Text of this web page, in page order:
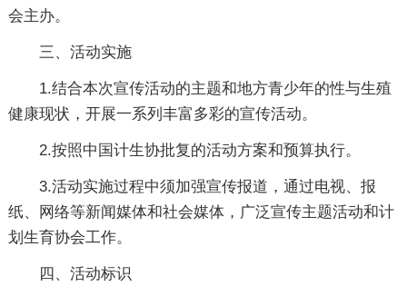
会主办。
三、活动实施
1.结合本次宣传活动的主题和地方青少年的性与生殖
健康现状，开展一系列丰富多彩的宣传活动。
2.按照中国计生协批复的活动方案和预算执行。
3.活动实施过程中须加强宣传报道，通过电视、报
纸、网络等新闻媒体和社会媒体，广泛宣传主题活动和计
划生育协会工作。
四、活动标识